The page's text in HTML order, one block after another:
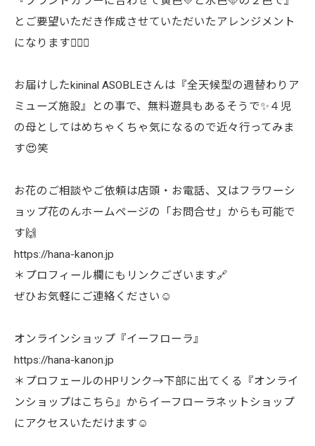
とご要望いただき作成させていただいたアレンジメント
になります🙋🏻‍♀️
お届けしたkininal ASOBLEさんは『全天候型の週替わりア
ミューズ施設』との事で、無料遊具もあるそうで✨４児
の母としてはめちゃくちゃ気になるので近々行ってみま
す😍笑
お花のご相談やご依頼は店頭・お電話、又はフラワーシ
ョップ花のんホームページの「お問合せ」からも可能で
す🙌
https://hana-kanon.jp
＊プロフィール欄にもリンクございます🔗
ぜひお気軽にご連絡ください☺︎
オンラインショップ『イーフローラ』
https://hana-kanon.jp
＊プロフェールのHPリンク→下部に出てくる『オンライ
ンショップはこちら』からイーフローラネットショップ
にアクセスいただけます☺︎